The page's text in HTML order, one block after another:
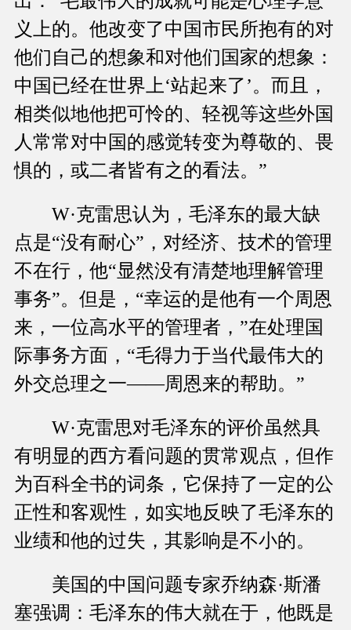
义上的。他改变了中国市民所抱有的对
他们自己的想象和对他们国家的想象：
中国已经在世界上‘站起来了’。而且，
相类似地他把可怜的、轻视等这些外国
人常常对中国的感觉转变为尊敬的、畏
惧的，或二者皆有之的看法。”
W·克雷思认为，毛泽东的最大缺
点是“没有耐心”，对经济、技术的管理
不在行，他“显然没有清楚地理解管理
事务”。但是，“幸运的是他有一个周恩
来，一位高水平的管理者，”在处理国
际事务方面，“毛得力于当代最伟大的
外交总理之一——周恩来的帮助。”
W·克雷思对毛泽东的评价虽然具
有明显的西方看问题的贯常观点，但作
为百科全书的词条，它保持了一定的公
正性和客观性，如实地反映了毛泽东的
业绩和他的过失，其影响是不小的。
美国的中国问题专家乔纳森·斯潘
塞强调：毛泽东的伟大就在于，他既是